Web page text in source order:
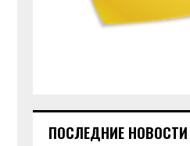
ПОСЛЕДНИЕ НОВОСТИ